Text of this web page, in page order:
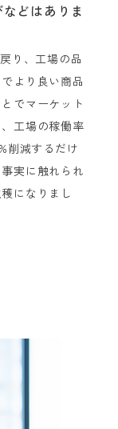
どはありま
り、工場の品
より良い商品
でマーケット
工場の稼働率
削減するだけ
実に触れられ
になりまし